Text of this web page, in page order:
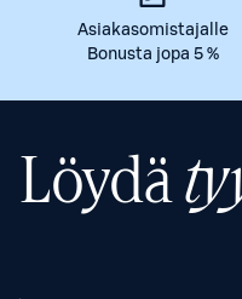
Asiakasomistajalle
Bonusta jopa 5 %
Löydä